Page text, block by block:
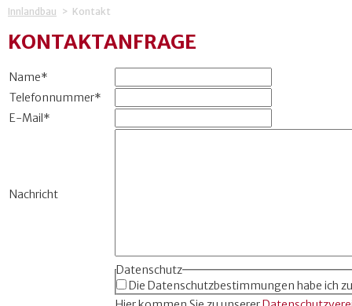
Innlandbau Kontakt
KONTAKTANFRAGE
Name*
Telefonnummer*
E-Mail*
Nachricht
Datenschutz
Die Datenschutzbestimmungen habe ich